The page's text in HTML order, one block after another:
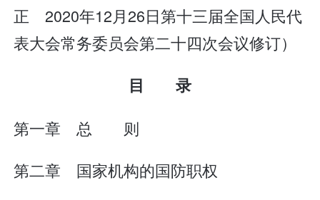
正 2020年12月26日第十三届全国人民代
表大会常务委员会第二十四次会议修订）
目 录
第一章 总 则
第二章 国家机构的国防职权